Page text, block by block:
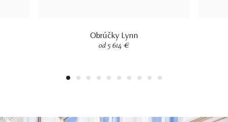
Obrúčky Lynn
od 5 614 €
1 2 3 4 5 6 7 8 9 10